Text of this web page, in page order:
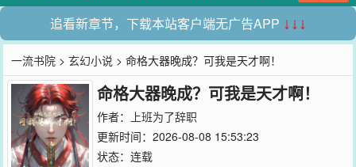
追看新章节，下载本站客户端无广告APP ↓↓↓
一流书院 >玄幻小说 > 命格大器晚成？可我是天才啊！
命格大器晚成？可我是天才啊！
作者：
上班为了辞职
更新时间：2026-08-08 15:53:23
状态：连载